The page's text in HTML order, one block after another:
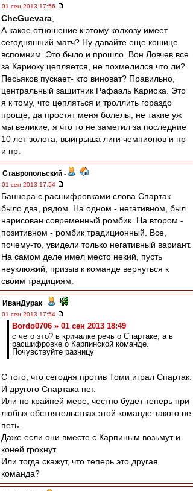
01 сен 2013 17:56
CheGuevara
А какое отношение к этому колхозу имеет
сегодняшний матч? Ну давайте еще кошице
вспомним. Это было и прошло. Вон Ловчев все
за Кариоку цепляется, не похмелился что ли?
Песьяков пускает- кто виноват? Правильно,
центральный защитник Рафаэль Кариока. Это
я к тому, что цепляться и троллить гораздо
проще, да простят меня болелы, не такие уж
мы великие, я что то не заметил за последние
10 лет золота, выигрыша лиги чемпионов и пр
и пр.
Ставропольский -
01 сен 2013 17:54
Баннера с расшифровками слова Спартак
было два, рядом. На одном - негативном, был
нарисован современный ромбик. На втором -
позитивном - ромбик традиционный. Все,
почему-то, увидели только негативный вариант.
На самом деле имел место некий, пусть
неуклюжий, призыв к команде вернуться к
своим традициям.
ИванДурак -
01 сен 2013 17:54
Bordo0706 » 01 сен 2013 18:49
с чего это? в кричалке речь о Спартаке, а в
расшифровке о Карпинской команде.
Почувствуйте разницу
С того, что сегодня против Томи играл Спартак.
И другого Спартака нет.
Или по крайней мере, честно будет теперь при
любых обстоятельствах этой команде такого не
петь.
Даже если они вместе с Карпиным возьмут и
коней грохнут.
Или тогда скажут, что теперь это другая
команда?